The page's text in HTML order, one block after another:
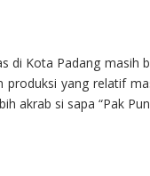
di Kota Padang
produksi yang relatif
akrab si sapa “Pak